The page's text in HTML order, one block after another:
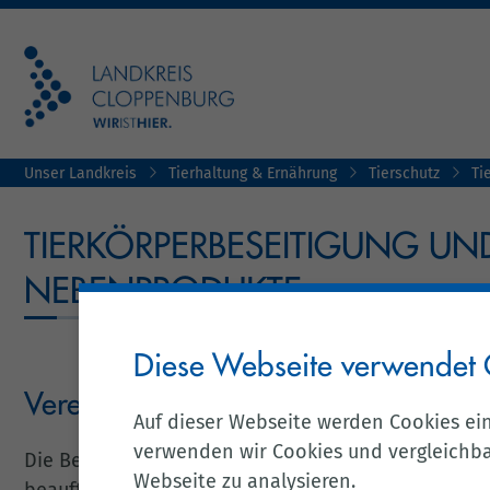
Unser Landkreis Tierhaltung & Ernährung Tierschutz
TIERKÖRPERBESEITIGUNG
NEBENPRODUKTE
Verendete Tiere
Die Beseitigungspflicht für verendete Tiere obliegt
Diese Webseite verwendet
Auf dieser Webseite werden Cookies
verwenden wir Cookies und
Webseite zu analysieren.